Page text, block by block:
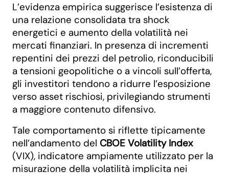
L’evidenza empirica suggerisce l’esistenza di
una relazione consolidata tra shock
energetici e aumento della volatilità nei
mercati finanziari. In presenza di incrementi
repentini dei prezzi del petrolio, riconducibili
a tensioni geopolitiche o a vincoli sull’offerta,
gli investitori tendono a ridurre l’esposizione
verso asset rischiosi, privilegiando strumenti
a maggiore contenuto difensivo.
Tale comportamento si riflette tipicamente
nell’andamento del CBOE Volatility Index
(VIX), indicatore ampiamente utilizzato per la
misurazione della volatilità implicita nei